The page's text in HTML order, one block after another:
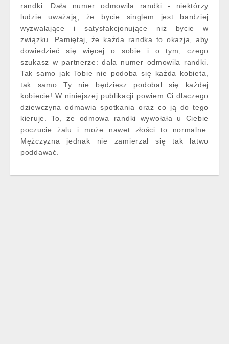
randki. Dała numer odmowila randki - niektórzy
ludzie uważają, że bycie singlem jest bardziej
wyzwalające i satysfakcjonujące niż bycie w
związku. Pamiętaj, że każda randka to okazja, aby
dowiedzieć się więcej o sobie i o tym, czego
szukasz w partnerze: dała numer odmowila randki.
Tak samo jak Tobie nie podoba się każda kobieta,
tak samo Ty nie będziesz podobał się każdej
kobiecie! W niniejszej publikacji powiem Ci dlaczego
dziewczyna odmawia spotkania oraz co ją do tego
kieruje. To, że odmowa randki wywołała u Ciebie
poczucie żalu i może nawet złości to normalne.
Mężczyzna jednak nie zamierzał się tak łatwo
poddawać.